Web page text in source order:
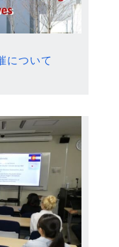
について